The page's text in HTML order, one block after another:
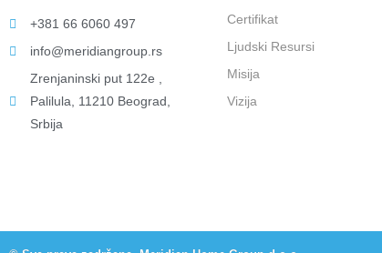
+381 66 6060 497
info@meridiangroup.rs
Zrenjaninski put 122e ,
Palilula, 11210 Beograd,
Srbija
Certifikat
Ljudski Resursi
Misija
Vizija